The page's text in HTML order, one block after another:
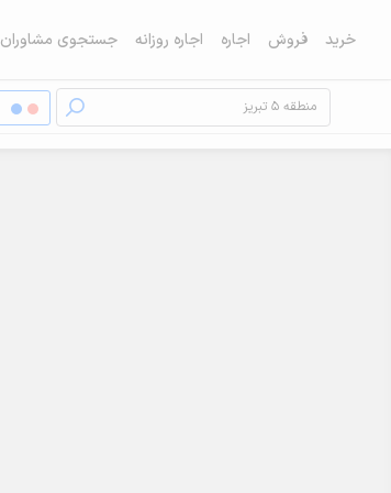
خرید فروش اجاره اجاره روزانه جستجوی مشاوران